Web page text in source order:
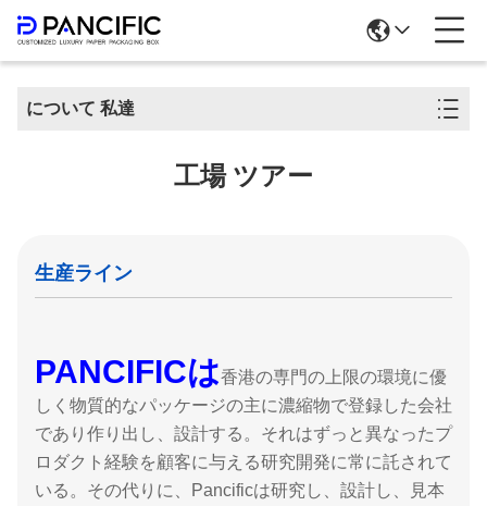
について 私達
工場 ツアー
生産ライン
PANCIFICは香港の専門の上限の環境に優
しく物質的なパッケージの主に濃縮物で登録した会社
であり作り出し、設計する。それはずっと異なったプ
ロダクト経験を顧客に与える研究開発に常に託されて
いる。その代りに、Pancificは研究し、設計し、見本